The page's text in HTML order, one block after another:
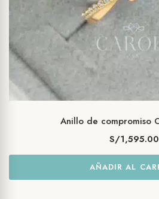
Anillo de compromiso
S/1,595.00
AÑADIR AL